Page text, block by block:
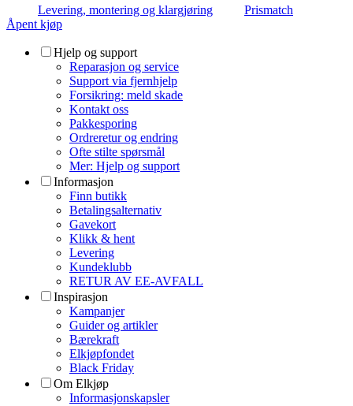
Levering, montering og klargjøring
Prismatch
Åpent kjøp
Hjelp og support
Reparasjon og service
Support via fjernhjelp
Forsikring: meld skade
Kontakt oss
Pakkesporing
Ordreretur og endring
Ofte stilte spørsmål
Mer: Hjelp og support
Informasjon
Finn butikk
Betalingsalternativ
Gavekort
Klikk & hent
Levering
Kundeklubb
RETUR AV EE-AVFALL
Inspirasjon
Kampanjer
Guider og artikler
Bærekraft
Elkjøpfondet
Black Friday
Om Elkjøp
Informasjonskapsler